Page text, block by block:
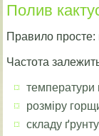
Полив
Правило просте:
Частота
температури
розміру
складу